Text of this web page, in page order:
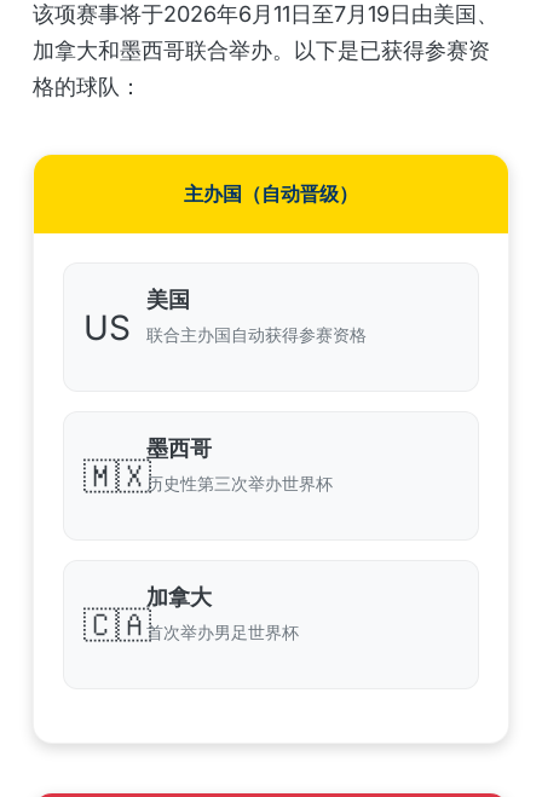
该项赛事将于2026年6月11日至7月19日由美国、
加拿大和墨西哥联合举办。以下是已获得参赛资
格的球队：
主办国（自动晋级）
US
美国
联合主办国自动获得参赛资格
🇲🇽
墨西哥
历史性第三次举办世界杯
🇨🇦
加拿大
首次举办男足世界杯